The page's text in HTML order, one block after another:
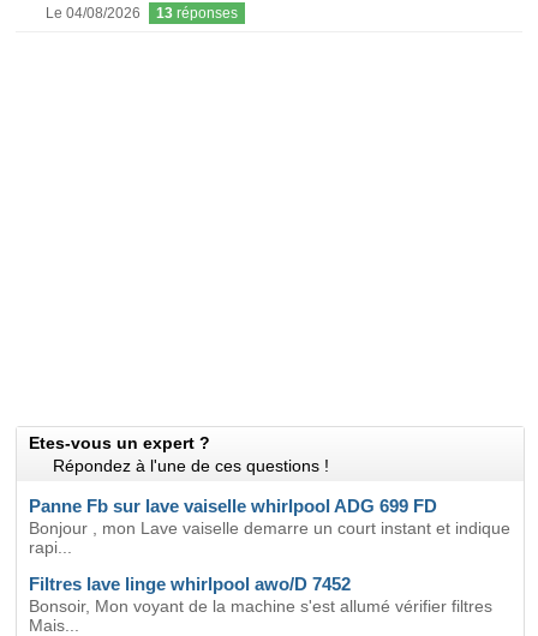
Le 04/08/2026 13 réponses
Etes-vous un expert ?
Répondez à l'une de ces questions !
Panne Fb sur lave vaiselle whirlpool ADG 699 FD
Bonjour , mon Lave vaiselle demarre un court instant et indique
rapi...
Filtres lave linge whirlpool awo/D 7452
Bonsoir, Mon voyant de la machine s'est allumé vérifier filtres
Mais...